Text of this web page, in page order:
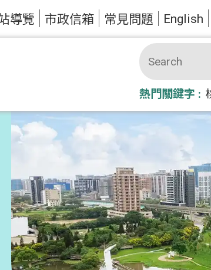
導覽 市政信箱 常見問題 English
熱門關鍵字